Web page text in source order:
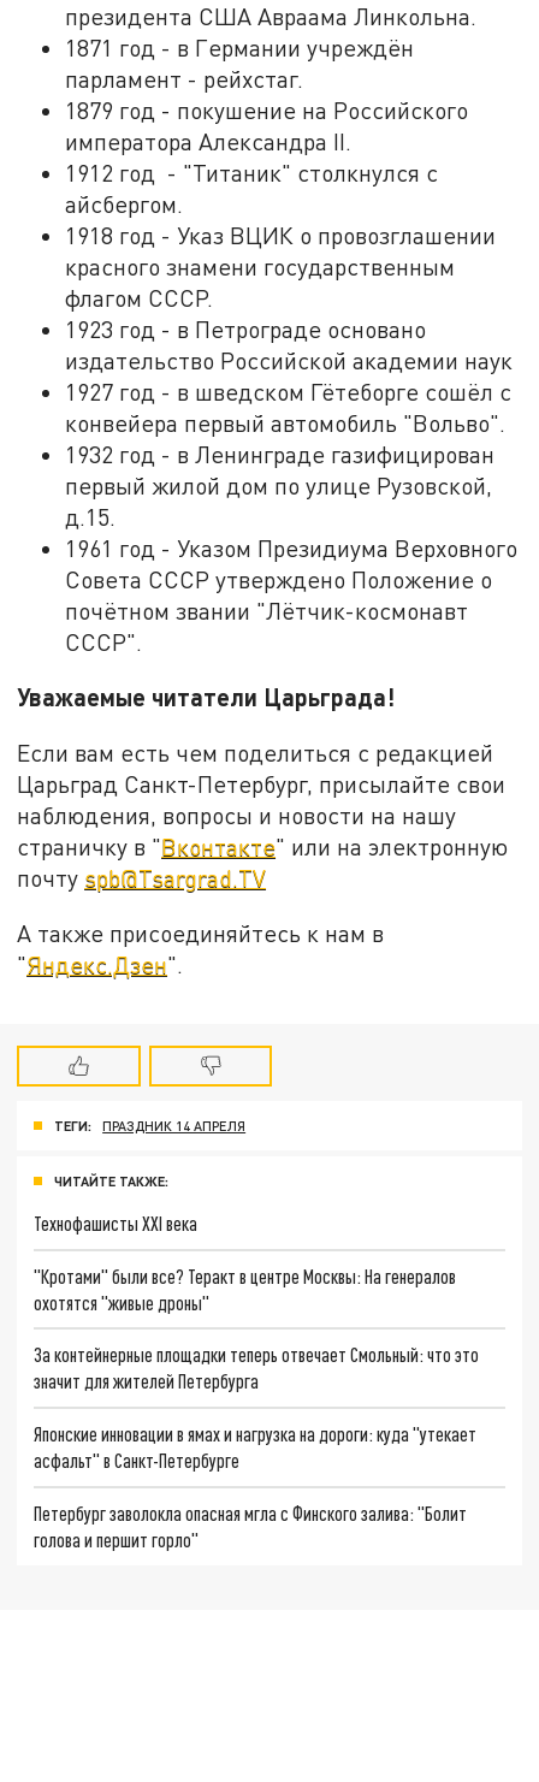
президента США Авраама Линкольна.
1871 год - в Германии учреждён
парламент - рейхстаг.
1879 год - покушение на Российского
императора Александра II.
1912 год - "Титаник" столкнулся с
айсбергом.
1918 год - Указ ВЦИК о провозглашении
красного знамени государственным
флагом СССР.
1923 год - в Петрограде основано
издательство Российской академии наук
1927 год - в шведском Гётеборге сошёл с
конвейера первый автомобиль "Вольво".
1932 год - в Ленинграде газифицирован
первый жилой дом по улице Рузовской,
д.15.
1961 год - Указом Президиума Верховного
Совета СССР утверждено Положение о
почётном звании "Лётчик-космонавт
СССР".
Уважаемые читатели Царьграда!
Если вам есть чем поделиться с редакцией
Царьград Санкт-Петербург, присылайте свои
наблюдения, вопросы и новости на нашу
страничку в "Вконтакте" или на электронную
почту spb@Tsargrad.TV
А также присоединяйтесь к нам в
"Яндекс.Дзен".
ТЕГИ: ПРАЗДНИК 14 АПРЕЛЯ
ЧИТАЙТЕ ТАКЖЕ:
Технофашисты XXI века
"Кротами" были все? Теракт в центре Москвы: На генералов
охотятся "живые дроны"
За контейнерные площадки теперь отвечает Смольный: что это
значит для жителей Петербурга
Японские инновации в ямах и нагрузка на дороги: куда "утекает
асфальт" в Санкт-Петербурге
Петербург заволокла опасная мгла с Финского залива: "Болит
голова и першит горло"